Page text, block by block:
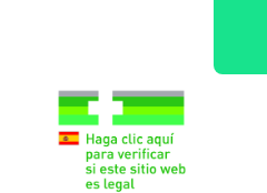
100
MG/ML
SOLUCION